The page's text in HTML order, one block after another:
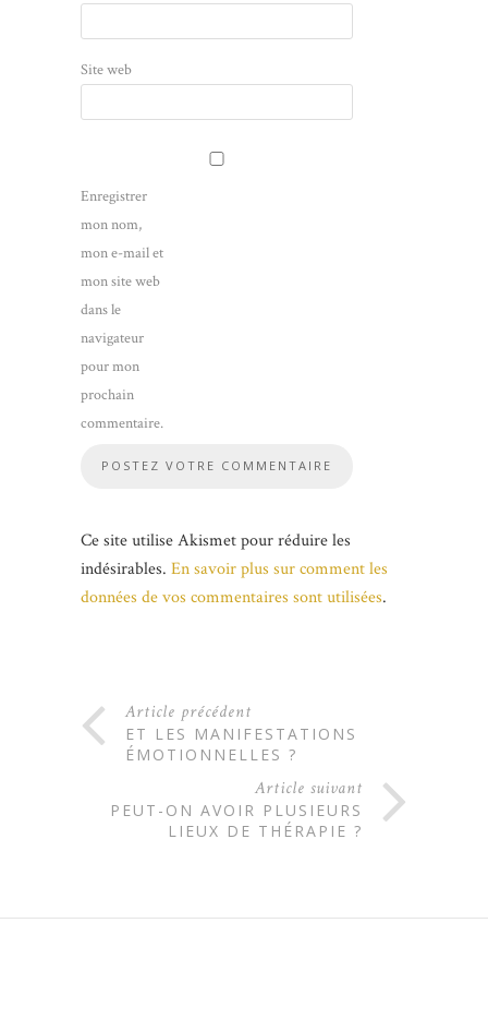
Site web
Enregistrer
mon nom,
mon e-mail et
mon site web
dans le
navigateur
pour mon
prochain
commentaire.
Ce site utilise Akismet pour réduire les
indésirables. En savoir plus sur comment les
données de vos commentaires sont utilisées.
Article précédent
ET LES MANIFESTATIONS
ÉMOTIONNELLES ?
Article suivant
PEUT-ON AVOIR PLUSIEURS
LIEUX DE THÉRAPIE ?